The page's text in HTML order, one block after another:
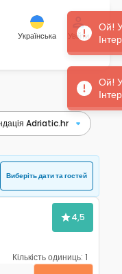
Українська Увійти
Виберіть дати та гостей
4,5
Кількість одиниць: 1